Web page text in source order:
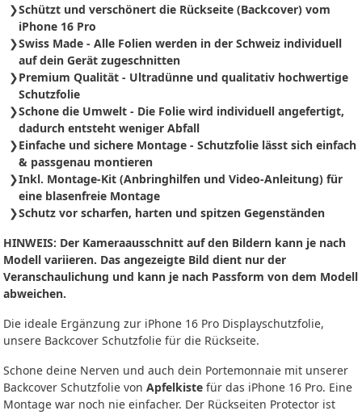
Schützt und verschönert die Rückseite (Backcover) vom
iPhone 16 Pro
Swiss Made - Alle Folien werden in der Schweiz individuell
auf dein Gerät zugeschnitten
Premium Qualität - Ultradünne und qualitativ hochwertige
Schutzfolie
Schone die Umwelt - Die Folie wird individuell angefertigt,
dadurch entsteht weniger Abfall
Einfache und sichere Montage - Schutzfolie lässt sich einfach
& passgenau montieren
Inkl. Montage-Kit (Anbringhilfen und Video-Anleitung) für
eine blasenfreie Montage
Schutz vor scharfen, harten und spitzen Gegenständen
HINWEIS: Der Kameraausschnitt auf den Bildern kann je nach
Modell variieren. Das angezeigte Bild dient nur der
Veranschaulichung und kann je nach Passform von dem Modell
abweichen.
Die ideale Ergänzung zur iPhone 16 Pro Displayschutzfolie,
unsere Backcover Schutzfolie für die Rückseite.
Schone deine Nerven und auch dein Portemonnaie mit unserer
Backcover Schutzfolie von Apfelkiste für das iPhone 16 Pro. Eine
Montage war noch nie einfacher. Der Rückseiten Protector ist